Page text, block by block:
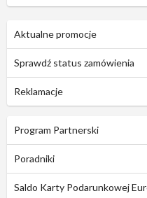
Aktualne promocje
Sprawdź status zamówienia
Reklamacje
Program Partnerski
Poradniki
Saldo Karty Podarunkowej